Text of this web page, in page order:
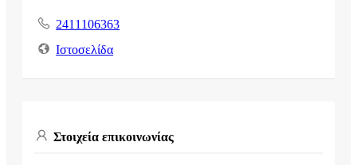
2411106363
Ιστοσελίδα
Στοιχεία επικοινωνίας